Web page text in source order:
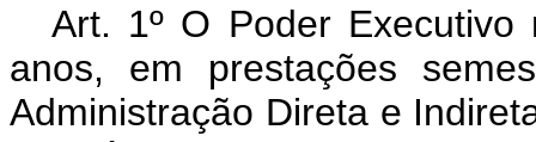
Art. 1º O Poder
anos, em prestações
Administração Direta e